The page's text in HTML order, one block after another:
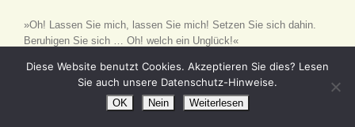
»Oh! Lassen Sie mich, lassen Sie mich! Setzen Sie sich dahin.
Beruhigen Sie sich … Oh! welch ein Unglück!«
»Das größte von allen!«
»Sie sprechen das Wort aus!« …
Diese Website benutzt Cookies. Akzeptieren Sie dies? Lesen
Sie auch unsere Datenschutz-Hinweise.
OK Nein Weiterlesen